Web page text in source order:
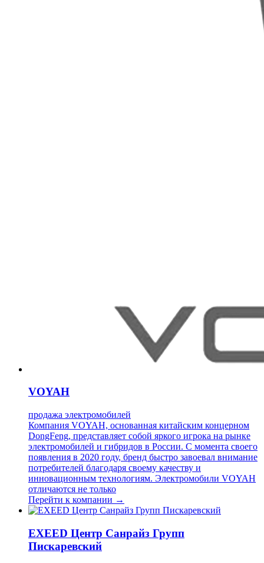
VOYAH
продажа электромобилей
Компания VOYAH, основанная китайским концерном
DongFeng, представляет собой яркого игрока на рынке
электромобилей и гибридов в России. С момента своего
появления в 2020 году, бренд быстро завоевал внимание
потребителей благодаря своему качеству и
инновационным технологиям. Электромобили VOYAH
отличаются не только
Перейти к компании →
EXEED Центр Санрайз Групп
Пискаревский